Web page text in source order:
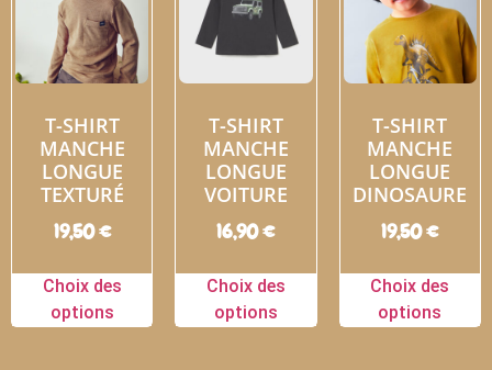
T-SHIRT
MANCHE
LONGUE
TEXTURÉ
19,50€
Choix des
options
T-SHIRT
MANCHE
LONGUE
VOITURE
16,90€
Choix des
options
T-SHIRT
MANCHE
LONGUE
DINOSAURE
19,50€
Choix des
options